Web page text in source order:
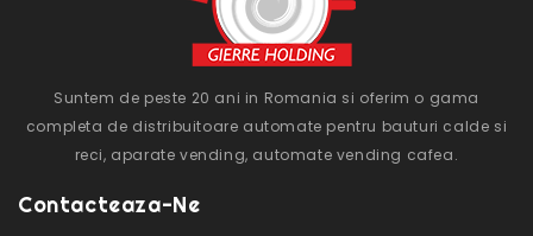
Suntem de peste 20 ani in Romania si oferim o gama
completa de distribuitoare automate pentru bauturi calde si
reci, aparate vending, automate vending cafea.
Contacteaza-Ne